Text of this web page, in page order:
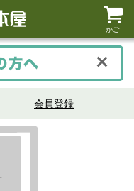
かご
会員登録